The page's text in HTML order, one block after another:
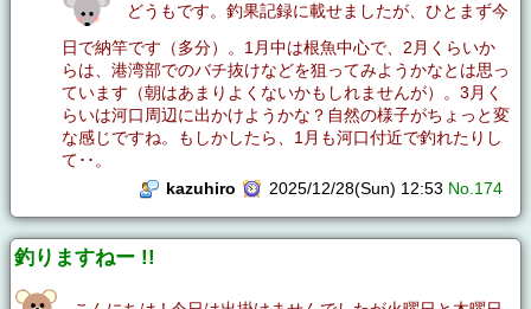
どうもです。釣果記録に載せましたが、ひとまず今
日で納竿です（多分）。1月中は根魚中心で、2月くらいか
らは、港湾部でのバチ抜けなどを狙ってみようかなとは思っ
ています（朝はあまりよくないかもしれませんが）。3月く
らいは河口周辺に出かけようかな？自然の様子がちょっと変
な感じですね。もしかしたら、1月も河口付近で釣れたりし
て･･。
kazuhiro
2025/12/28(Sun) 12:53 No.174
釣りますねー !!